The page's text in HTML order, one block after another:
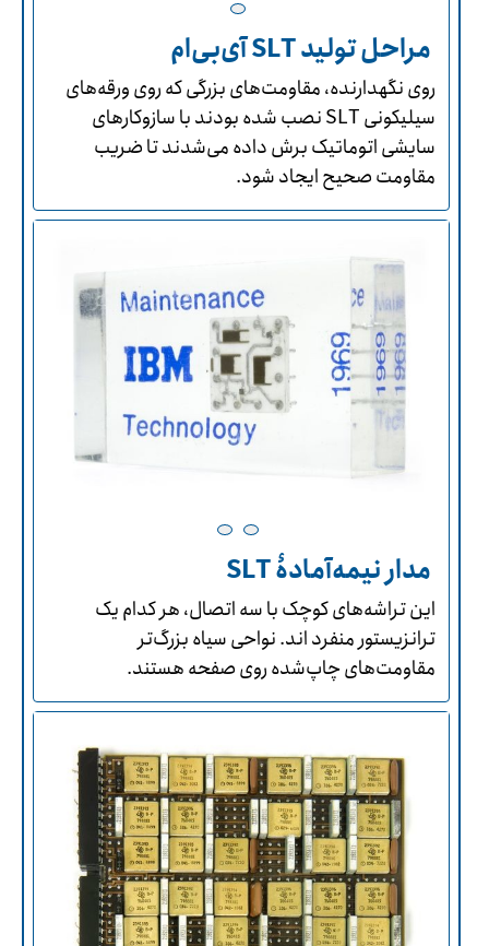
مراحل تولید SLT آی‌بی‌ام
روی نگهدارنده، مقاومت‌های بزرگی که روی ورقه‌های
سیلیکونی SLT نصب شده بودند با سازوکارهای
سایشی اتوماتیک برش داده می‌شدند تا ضریب
مقاومت صحیح ایجاد شود.
مدار نیمه‌آمادۀ SLT
این تراشه‌های کوچک با سه اتصال، هر کدام یک
ترانزیستور منفرد اند. نواحی سیاه بزرگ‌تر
مقاومت‌های چاپ‌شده روی صفحه هستند.